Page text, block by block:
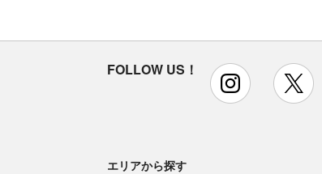
FOLLOW US！ instagram
エリアから探す